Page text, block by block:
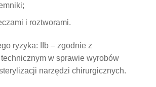
i roztworami.
ryzyka: IIb – zgodnie z
w sprawie wyrobów
narzędzi chirurgicznych.